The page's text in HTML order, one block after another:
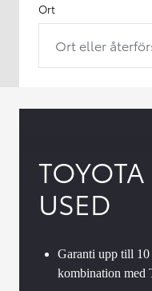
Ort
Ort eller
USED
Garanti upp till
kombination med